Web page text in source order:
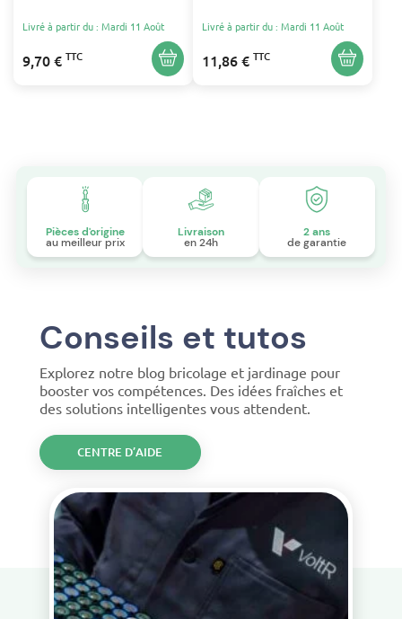
Livré à partir du : Mardi 11 Août
9,70 € TTC
Livré à partir du : Mardi 11 Août
11,86 € TTC
Pièces d'origine
au meilleur prix
Livraison
en 24h
2 ans
de garantie
Conseils et tutos
Explorez notre blog bricolage et jardinage pour
booster vos compétences. Des idées fraîches et
des solutions intelligentes vous attendent.
CENTRE D’AIDE